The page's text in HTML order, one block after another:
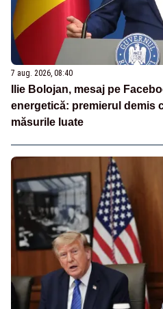
7 aug. 2026, 08:40
Ilie Bolojan, mesaj pe
energetică: premierul demis
măsurile luate